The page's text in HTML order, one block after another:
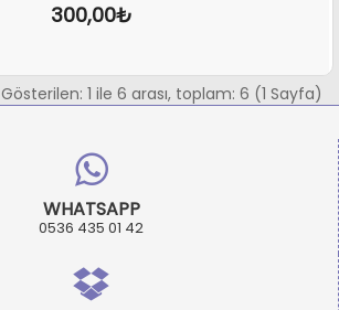
300,00₺
Gösterilen: 1 ile 6 arası, toplam: 6 (1 Sayfa)
WHATSAPP
0536 435 01 42